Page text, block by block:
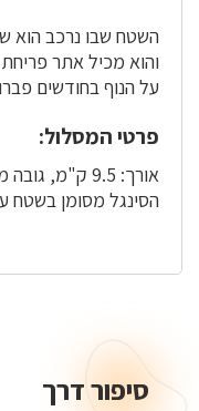
השטח שבו נרכב הוא
והוא מכיל אתר
על הנוף בחודשים
פרטי המסלול:
אורך: 9.5 ק"מ, גובה מצטבר: 120 מ', רמת רכיבה: בינונית.
הסינגל מסומן בשטח
סיפורסיפור דרך